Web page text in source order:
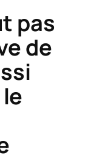
pas
de